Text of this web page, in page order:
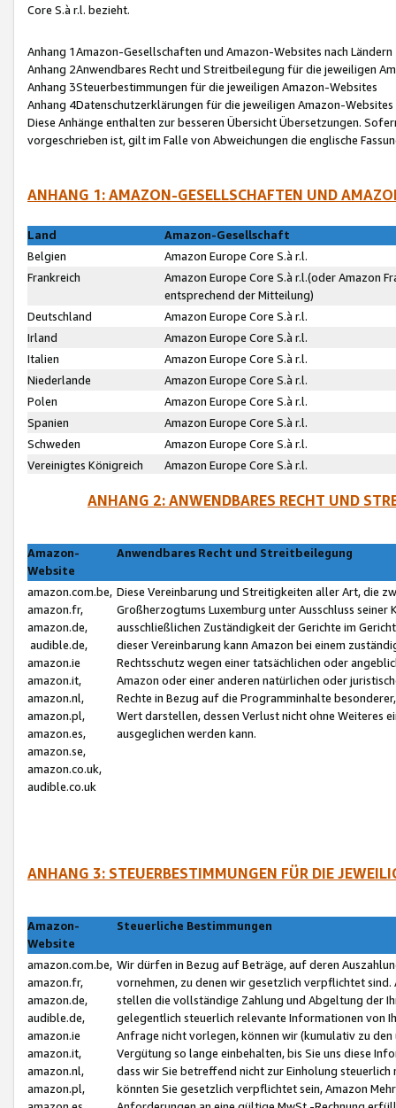
Core S.à r.l. bezieht.
Anhang 1Amazon-Gesellschaften und Amazon-Websites nach Ländern
Anhang 2Anwendbares Recht und Streitbeilegung für die jeweiligen
Anhang 3Steuerbestimmungen für die jeweiligen Amazon-Websites
Anhang 4Datenschutzerklärungen für die jeweiligen Amazon-Websites
Diese Anhänge enthalten zur besseren Übersicht Übersetzungen.
vorgeschrieben ist, gilt im Falle von Abweichungen die englische
ANHANG 1: AMAZON-GESELLSCHAFTEN UND
Land
Amazon-Gesellschaft
Belgien
Amazon Europe Core S.à r.l.
Frankreich
Amazon Europe Core S.à r.l.(oder Amazon
entsprechend der Mitteilung)
Deutschland
Amazon Europe Core S.à r.l.
Irland
Amazon Europe Core S.à r.l.
Italien
Amazon Europe Core S.à r.l.
Niederlande
Amazon Europe Core S.à r.l.
Polen
Amazon Europe Core S.à r.l.
Spanien
Amazon Europe Core S.à r.l.
Schweden
Amazon Europe Core S.à r.l.
Vereinigtes Königreich
Amazon Europe Core S.à r.l.
ANHANG 2: ANWENDBARES RECHT UND
Amazon-
Website
Anwendbares Recht und Streitbeilegung
amazon.com.be,
amazon.fr,
amazon.de,
audible.de,
amazon.ie
amazon.it,
amazon.nl,
amazon.pl,
amazon.es,
amazon.se,
amazon.co.uk,
audible.co.uk
Diese Vereinbarung und Streitigkeiten aller Art, die
Großherzogtums Luxemburg unter Ausschluss
ausschließlichen Zuständigkeit der Gerichte im
dieser Vereinbarung kann Amazon bei einem
Rechtsschutz wegen einer tatsächlichen oder
Amazon oder einer anderen natürlichen oder
Rechte in Bezug auf die Programminhalte
Wert darstellen, dessen Verlust nicht ohne Weiteres
ausgeglichen werden kann.
ANHANG 3: STEUERBESTIMMUNGEN FÜR DIE
Amazon-
Website
Steuerliche Bestimmungen
amazon.com.be,
amazon.fr,
amazon.de,
audible.de,
amazon.ie
amazon.it,
amazon.nl,
amazon.pl,
Wir dürfen in Bezug auf Beträge, auf deren
vornehmen, zu denen wir gesetzlich verpflichtet
stellen die vollständige Zahlung und Abgeltung der
gelegentlich steuerlich relevante Informationen von
Anfrage nicht vorlegen, können wir (kumulativ zu
Vergütung so lange einbehalten, bis Sie uns diese
dass wir Sie betreffend nicht zur Einholung
könnten Sie gesetzlich verpflichtet sein, Amazon